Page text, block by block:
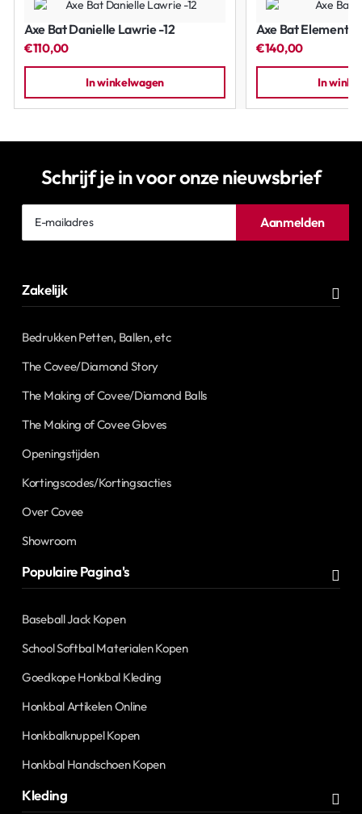
Axe Bat Danielle Lawrie -12
€110,00
In winkelwagen
Axe Bat Element -
€140,00
In
Schrijf je in voor onze nieuwsbrief
Aanmelden
Zakelijk
Bedrukken Petten, Ballen, etc
The Covee/Diamond Story
The Making of Covee/Diamond Balls
The Making of Covee Gloves
Openingstijden
Kortingscodes/Kortingsacties
Over Covee
Showroom
Populaire Pagina's
Baseball Jack Kopen
School Softbal Materialen Kopen
Goedkope Honkbal Kleding
Honkbal Artikelen Online
Honkbalknuppel Kopen
Honkbal Handschoen Kopen
Kleding